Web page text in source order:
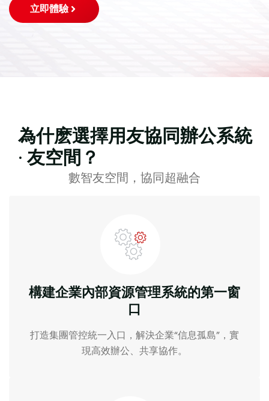
立即體驗
為什麽選擇用友協同辦公系統
· 友空間？
數智友空間，協同超融合
構建企業內部資源管理系統的第一窗
口
打造集團管控統一入口，解決企業“信息孤島”，實
現高效辦公、共享協作。